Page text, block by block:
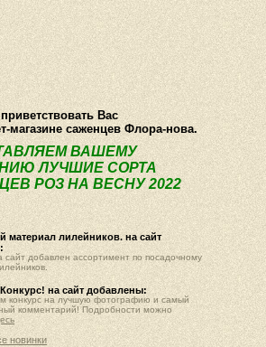
Фотогалерея Статьи Опт
Вас
магазине саженцев Флора-нова.
ВАШЕМУ
ЛУЧШИЕ СОРТА
РОЗ НА ВЕСНУ 2022
материал лилейников. на сайт
добавлен ассортимент по посадочному
на сайт добавлены:
конкурс на лучшую фотографию и самый
комментарий! Подробности можно
новинки